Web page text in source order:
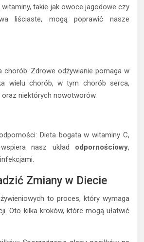
takie jak owoce jagodowe czy
liściaste, mogą poprawić nasze
chorób: Zdrowe odżywianie pomaga w
wielu chorób, w tym chorób serca,
niektórych nowotworów.
Dieta bogata w witaminy C,
nasz układ odpornościowy,
Zmiany w Diecie
to proces, który wymaga
Oto kilka kroków, które mogą ułatwić